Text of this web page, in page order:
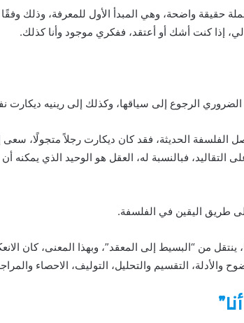
حقيقة واضحة، وهي المبدأ الأول للمعرفة، وذلك
إذا كنت أشك أو أعتقد، ففكري موجود وأنا كذلك.
الرجوع إلى سياقها، وكذلك إلى رينيه ديكارت
الفلسفة الحديثة، فقد كان ديكارت رجلاً متجولًا،
التقاليد، فبالنسبة له، العقل هو الوحيد الذي يمكنه
طريق اليقين في الفلسفة.
من “البسيط إلى المعقد”، وبهذا المعنى، كان